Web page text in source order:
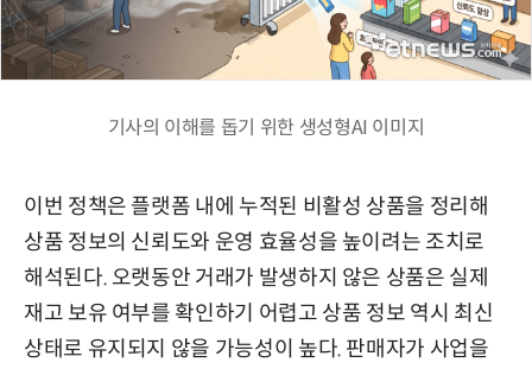
기사의 이해를 돕기 위한 생성형AI 이미지
이번 정책은 플랫폼 내에 누적된 비활성 상품을 정리해
상품 정보의 신뢰도와 운영 효율성을 높이려는 조치로
해석된다. 오랫동안 거래가 발생하지 않은 상품은 실제
재고 보유 여부를 확인하기 어렵고 상품 정보 역시 최신
상태로 유지되지 않을 가능성이 높다. 판매자가 사업을